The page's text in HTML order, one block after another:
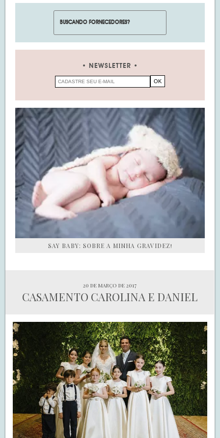
NEWSLETTER
SAY BABY: SOBRE A MINHA GRAVIDEZ!
20 de março de 2017
CASAMENTO CAROLINA E DANIEL